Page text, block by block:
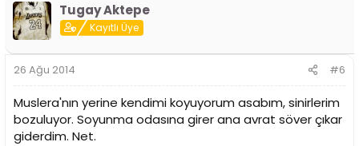
Tugay Aktepe
Kayıtlı Üye
26 Ağu 2014 #6
Muslera'nın yerine kendimi koyuyorum asabım, sinirlerim
bozuluyor. Soyunma odasına girer ana avrat söver çıkar
giderdim. Net.